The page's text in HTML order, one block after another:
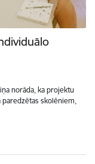
norāda, ka projektu
skolēniem,